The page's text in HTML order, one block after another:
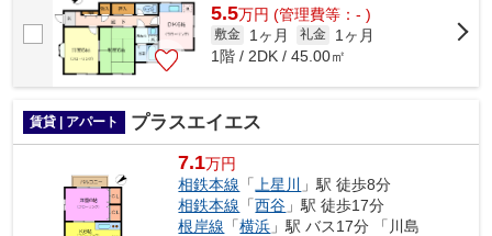
5.5万円 (管理費等：- )
敷金 1ヶ月 礼金
1ヶ月
1階 / 2DK / 45.00㎡
賃貸 | アパート プラスエイエス
7.1万円
相鉄本線 「 上星川
」駅 徒歩8分
相鉄本線 「西谷 」駅 徒歩17分
根岸線 「横浜 」駅 バス17分 「川島